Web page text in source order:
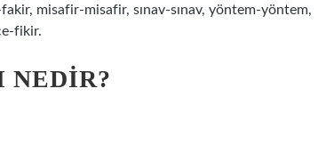
misafir-misafir, sınav-sınav, yöntem-yöntem,
fikir.
NEDIR?